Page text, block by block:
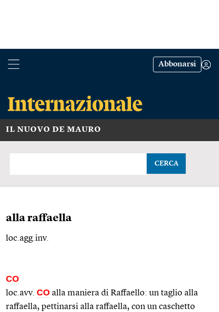
Abbonarsi
IL NUOVO DE MAURO
CERCA
alla raffaella
loc.agg.inv.
CO
loc.avv. CO alla maniera di Raffaello: un taglio alla
raffaella, pettinarsi alla raffaella, con un caschetto